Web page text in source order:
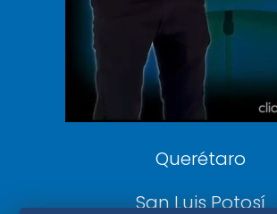
Confabulario
Aviso Oportuno
Consultas
Querétaro
San Luis Potosí